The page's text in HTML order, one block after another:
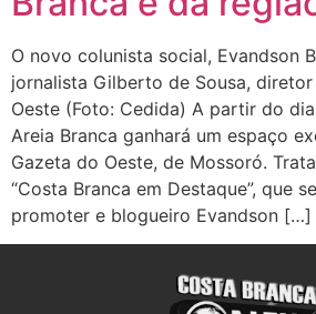
O novo colunista social, Evandson
jornalista Gilberto de Sousa,
Oeste (Foto: Cedida) A partir do
Areia Branca ganhará um espaço
Gazeta do Oeste, de Mossoró.
“Costa Branca em Destaque”, que
promoter e blogueiro Evandson […]